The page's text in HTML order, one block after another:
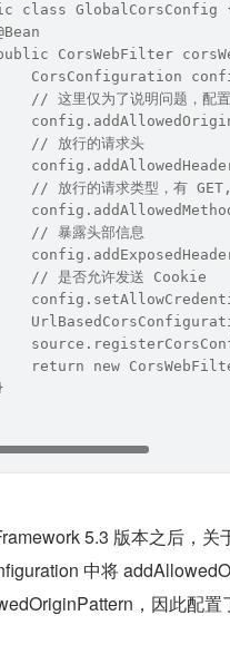
class GlobalCorsConfig
CorsWebFilter
CorsConfiguration
// 这里仅为了说明问题，配
// 放行的请求头
// 放行的请求类型，有
// 暴露头部信息
// 是否允许发送 Cookie
return new
5.3 版本之后，关
中将
，因此配置